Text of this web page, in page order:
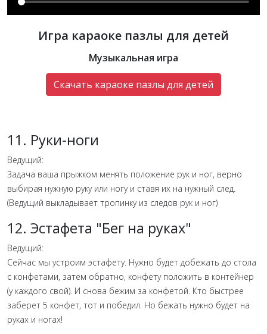
Игра караоке пазлы для детей
Музыкальная игра
Скачать караоке пазлы для детей
11. Руки-ноги
Ведущий:
Задача ваша прыжком менять положение рук и ног, верно
выбирая нужную руку или ногу и ставя их на нужный след.
(Ведущий выкладывает тропинку из следов рук и ног)
12. Эстафета "Бег на руках"
Ведущий:
Сейчас мы устроим эстафету. Нужно будет добежать до стола
с конфетами, затем обратно, конфету положить в контейнер
(у каждого свой). И снова бежим за конфетой. Кто быстрее
заберет 5 конфет, тот и победил. Но бежать нужно будет на
руках и ногах!